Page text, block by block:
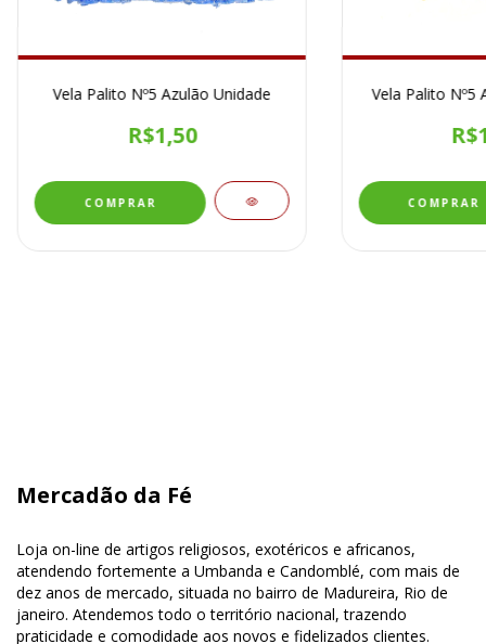
Vela Palito Nº5 Azulão Unidade
R$1,50
Vela Palito Nº5
Mercadão da Fé
Loja on-line de artigos religiosos, exotéricos e africanos,
atendendo fortemente a Umbanda e Candomblé, com mais de
dez anos de mercado, situada no bairro de Madureira, Rio de
janeiro. Atendemos todo o território nacional, trazendo
praticidade e comodidade aos novos e fidelizados clientes.